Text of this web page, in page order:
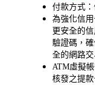
付款方式
為強化信
更安全的
驗證碼，
全的網路交
ATM虛擬
核發之提